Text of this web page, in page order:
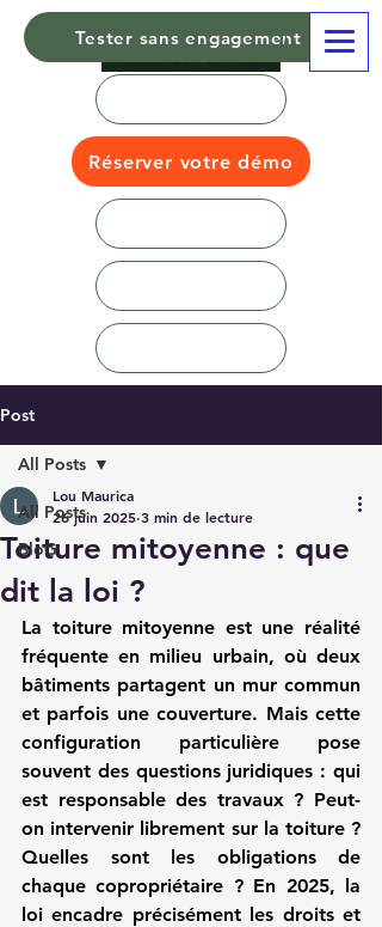
Tester sans engagement
Réserver votre démo
Post
All Posts
BloG
All Posts
Toiture mitoyenne : que
dit la loi ?
Lou Maurica
26 juin 2025 3 min de lecture
La toiture mitoyenne est une réalité
fréquente en milieu urbain, où deux
bâtiments partagent un mur commun
et parfois une couverture. Mais cette
configuration particulière pose
souvent des questions juridiques : qui
est responsable des travaux ? Peut-
on intervenir librement sur la toiture ?
Quelles sont les obligations de
chaque copropriétaire ? En 2025, la
loi encadre précisément les droits et